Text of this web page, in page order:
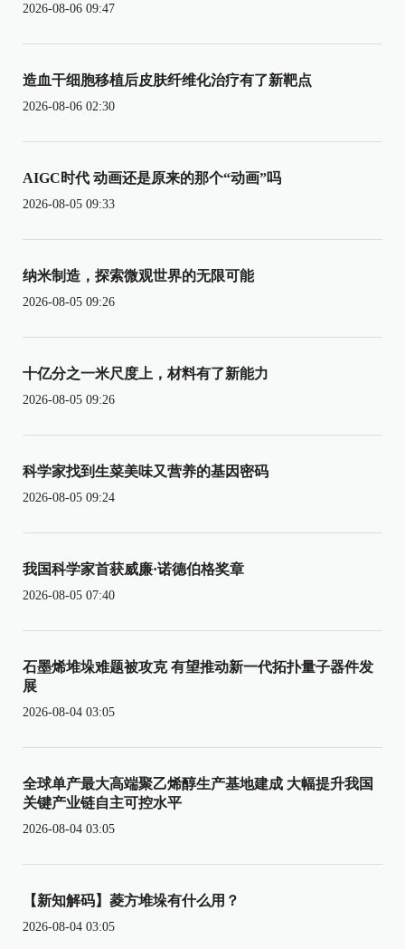
2026-08-06 09:47
造血干细胞移植后皮肤纤维化治疗有了新靶点
2026-08-06 02:30
AIGC时代 动画还是原来的那个“动画”吗
2026-08-05 09:33
纳米制造，探索微观世界的无限可能
2026-08-05 09:26
十亿分之一米尺度上，材料有了新能力
2026-08-05 09:26
科学家找到生菜美味又营养的基因密码
2026-08-05 09:24
我国科学家首获威廉·诺德伯格奖章
2026-08-05 07:40
石墨烯堆垛难题被攻克 有望推动新一代拓扑量子器件发
展
2026-08-04 03:05
全球单产最大高端聚乙烯醇生产基地建成 大幅提升我国
关键产业链自主可控水平
2026-08-04 03:05
【新知解码】菱方堆垛有什么用？
2026-08-04 03:05